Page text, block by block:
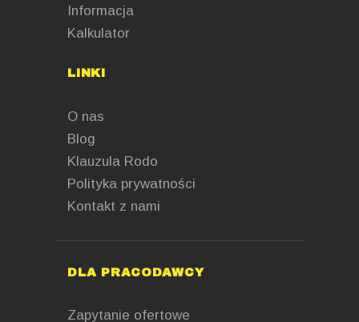
Informacja
Kalkulator
LINKI
O nas
Blog
Klauzula Rodo
Polityka prywatności
Kontakt z nami
DLA PRACODAWCY
Zapytanie ofertowe